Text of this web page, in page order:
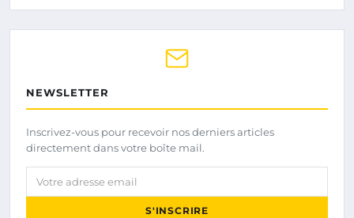
NEWSLETTER
Inscrivez-vous pour recevoir nos derniers articles
directement dans votre boîte mail.
Votre adresse email
S'INSCRIRE